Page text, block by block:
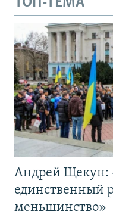
Андрей Щекун:
единственный
меньшинство»